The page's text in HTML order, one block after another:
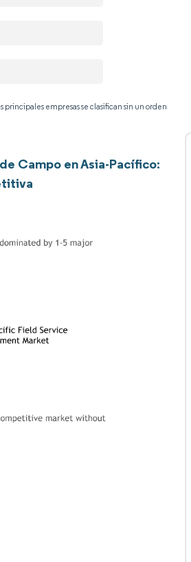
principales empresas se clasifican sin un orden
Campo en Asia-Pacífico: